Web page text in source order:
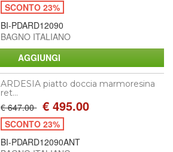
SCONTO 23%
BI-PDARD12090
BAGNO ITALIANO
ARDESIA piatto doccia marmoresina
ret...
€ 647.00 € 495.00
SCONTO 23%
BI-PDARD12090ANT